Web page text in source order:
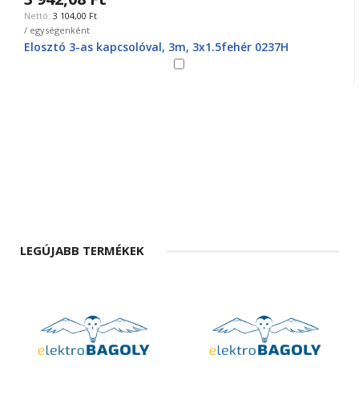
3 104,00 Ft
/ egységenként
Elosztó 3-as kapcsolóval, 3m, 3x1.5fehér 0237H
LEGÚJABB TERMÉKEK